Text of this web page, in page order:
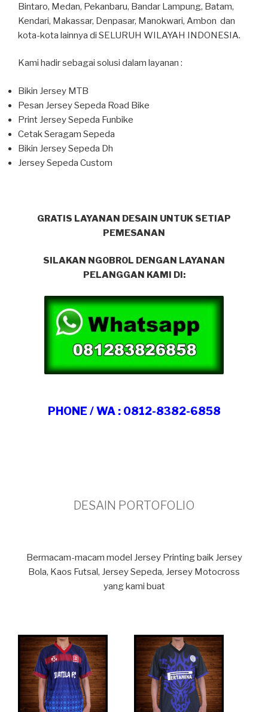
Bintaro, Medan, Pekanbaru, Bandar Lampung, Batam,
Kendari, Makassar, Denpasar, Manokwari, Ambon dan
kota-kota lainnya di SELURUH WILAYAH INDONESIA.
Kami hadir sebagai solusi dalam layanan :
Bikin Jersey MTB
Pesan Jersey Sepeda Road Bike
Print Jersey Sepeda Funbike
Cetak Seragam Sepeda
Bikin Jersey Sepeda Dh
Jersey Sepeda Custom
GRATIS LAYANAN DESAIN UNTUK SETIAP
PEMESANAN
SILAKAN NGOBROL DENGAN LAYANAN
PELANGGAN KAMI DI:
PHONE / WA : 0812-8382-6858
DESAIN PORTOFOLIO
Bermacam-macam model Jersey Printing baik Jersey
Bola, Kaos Futsal, Jersey Sepeda, Jersey Motocross
yang kami buat